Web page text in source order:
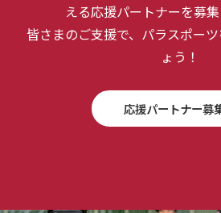
える応援パートナーを募集
皆さまのご支援で、パラスポー
ょう！
応援パートナー募